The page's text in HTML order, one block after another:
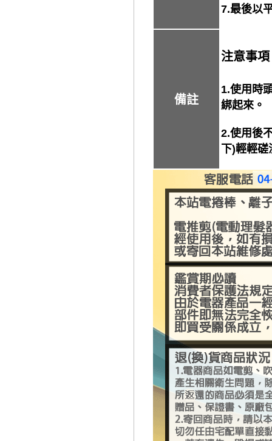
7.最後以
備註
注意事項
1.使用時
綁起來。
2.使用後
下)輕輕